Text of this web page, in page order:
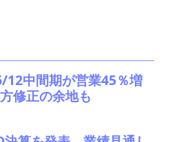
中間期が営業45％増
修正の余地も